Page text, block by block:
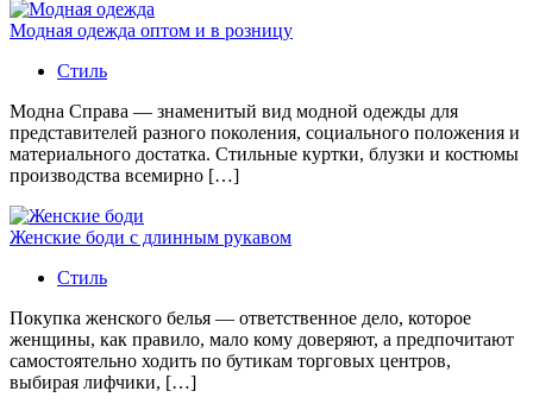
Модная одежда оптом и в розницу
Стиль
Модна Справа — знаменитый вид модной одежды для
представителей разного поколения, социального положения и
материального достатка. Стильные куртки, блузки и костюмы
производства всемирно […]
Женские боди с длинным рукавом
Стиль
Покупка женского белья — ответственное дело, которое
женщины, как правило, мало кому доверяют, а предпочитают
самостоятельно ходить по бутикам торговых центров,
выбирая лифчики, […]